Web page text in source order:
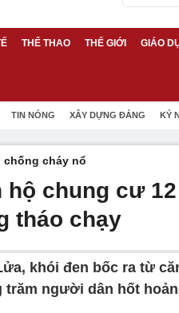
THỂ THAO THẾ GIỚI GIÁO
TIN NÓNG XÂY DỰNG ĐẢNG KỶ
chống cháy nổ
hộ chung cư
tháo chạy
khói đen bốc ra từ
trăm người dân hốt